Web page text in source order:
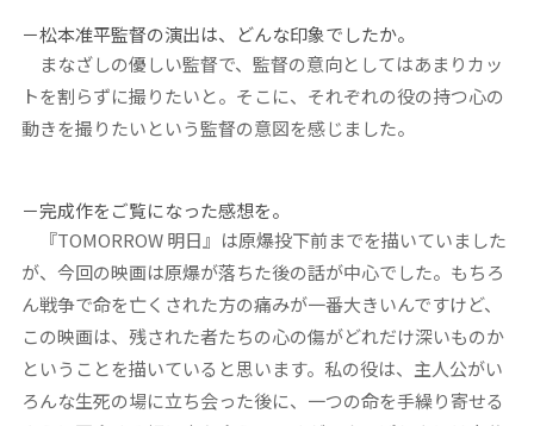
－松本准平監督の演出は、どんな印象でしたか。
まなざしの優しい監督で、監督の意向としてはあまりカッ
トを割らずに撮りたいと。そこに、それぞれの役の持つ心の
動きを撮りたいという監督の意図を感じました。
－完成作をご覧になった感想を。
『TOMORROW 明日』は原爆投下前までを描いていました
が、今回の映画は原爆が落ちた後の話が中心でした。もちろ
ん戦争で命を亡くされた方の痛みが一番大きいんですけど、
この映画は、残された者たちの心の傷がどれだけ深いものか
ということを描いていると思います。私の役は、主人公がい
ろんな生死の場に立ち会った後に、一つの命を手繰り寄せる